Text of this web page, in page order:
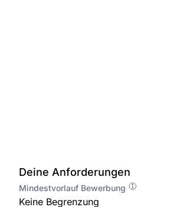
Deine Anforderungen
Mindestvorlauf Bewerbung
Keine Begrenzung